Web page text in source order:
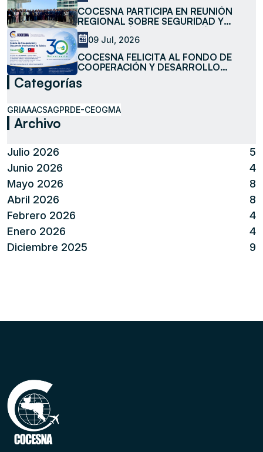
COCESNA PARTICIPA EN REUNIÓN
REGIONAL SOBRE SEGURIDAD Y
FACILITACIÓN DE LA AVIACIÓN
09 Jul, 2026
COCESNA FELICITA AL FONDO DE
COOPERACIÓN Y DESARROLLO
(TAIWANICDF) EN SU 30 ANIVERSARIO
Categorías
GRIAAACSAGPRDE-CEOGMA
Archivo
Julio 2026
5
Junio 2026
4
Mayo 2026
8
Abril 2026
8
Febrero 2026
4
Enero 2026
4
Diciembre 2025
9